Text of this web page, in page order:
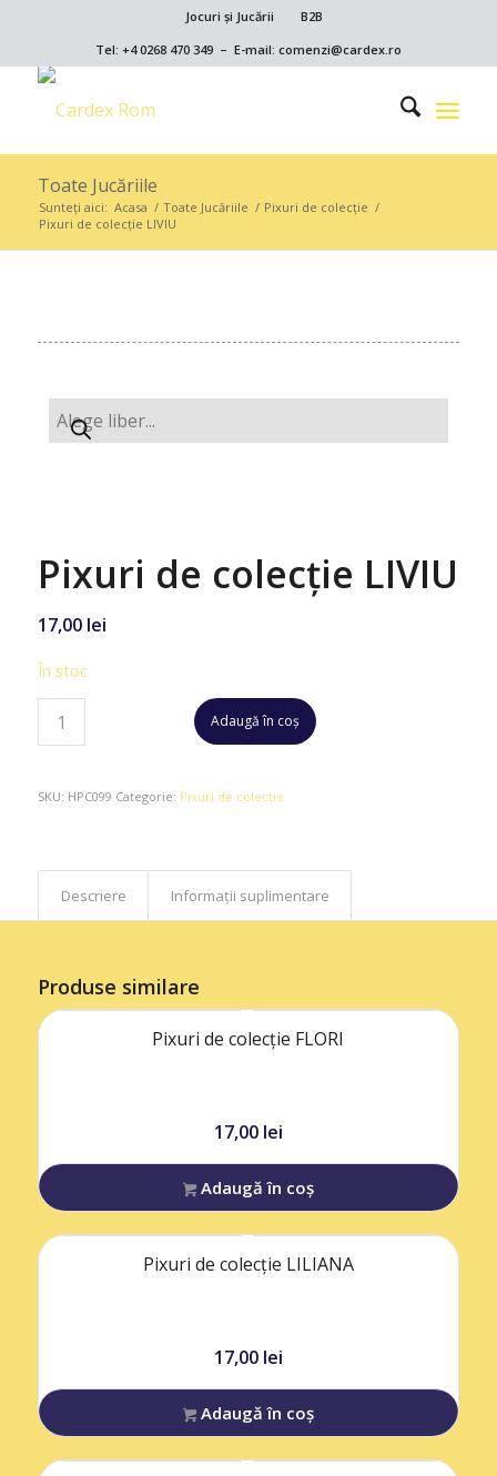
Jocuri și Jucării
B2B
Tel: +4 0268 470 349 – E-mail: comenzi@cardex.ro
Toate Jucăriile
Sunteți aici: Acasa / Toate Jucăriile / Pixuri de colecție /
Pixuri de colecție LIVIU
Pixuri de colecție LIVIU
17,00 lei
În stoc
Adaugă în coș
SKU: HPC099 Categorie: Pixuri de colecție
Descriere Informații suplimentare
Produse similare
Pixuri de colecție FLORI
17,00 lei
Adaugă în coș
Pixuri de colecție LILIANA
17,00 lei
Adaugă în coș